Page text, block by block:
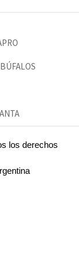
BÚFALOS
los derechos